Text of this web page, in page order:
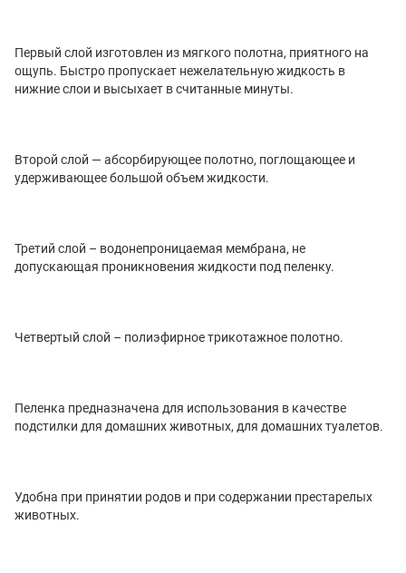
Первый слой изготовлен из мягкого полотна, приятного на
ощупь. Быстро пропускает нежелательную жидкость в
нижние слои и высыхает в считанные минуты.
Второй слой — абсорбирующее полотно, поглощающее и
удерживающее большой объем жидкости.
Третий слой – водонепроницаемая мембрана, не
допускающая проникновения жидкости под пеленку.
Четвертый слой – полиэфирное трикотажное полотно.
Пеленка предназначена для использования в качестве
подстилки для домашних животных, для домашних туалетов.
Удобна при принятии родов и при содержании престарелых
животных.